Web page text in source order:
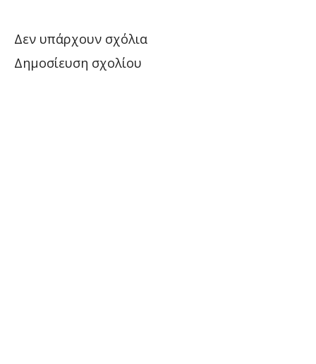
Δεν υπάρχουν σχόλια
Δημοσίευση σχολίου